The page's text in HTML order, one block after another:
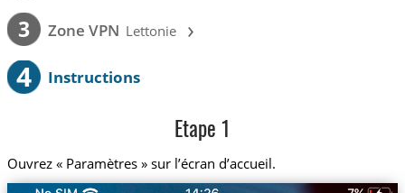
3 Zone VPN Lettonie ›
4 Instructions
Etape 1
Ouvrez « Paramètres » sur l’écran d’accueil.